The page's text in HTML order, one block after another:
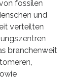
fossilen
und
verteilten
branchenweit